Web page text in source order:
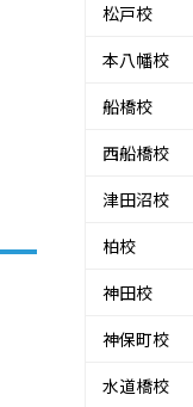
松戸校
本八幡校
船橋校
西船橋校
津田沼校
柏校
神田校
神保町校
水道橋校